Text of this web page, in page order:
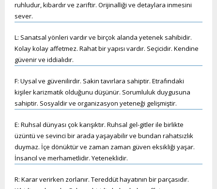
ruhludur, kibardır ve zariftir. Orijinalliği ve detaylara inmesini
sever.
L: Sanatsal yönleri vardır ve birçok alanda yetenek sahibidir.
Kolay kolay affetmez. Rahat bir yapısı vardır. Seçicidir. Kendine
güvenir ve iddialıdır.
F: Uysal ve güvenilirdir. Sakin tavırlara sahiptir. Etrafındaki
kişiler karizmatik olduğunu düşünür. Sorumluluk duygusuna
sahiptir. Sosyaldir ve organizasyon yeteneği gelişmiştir.
E: Ruhsal dünyası çok karışıktır. Ruhsal gel-gitler ile birlikte
üzüntü ve sevinci bir arada yaşayabilir ve bundan rahatsızlık
duymaz. İçe dönüktür ve zaman zaman güven eksikliği yaşar.
İnsancıl ve merhametlidir. Yeteneklidir.
R: Karar verirken zorlanır. Tereddüt hayatının bir parçasıdır.